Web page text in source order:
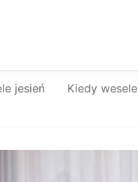
jesień
Kiedy wesele